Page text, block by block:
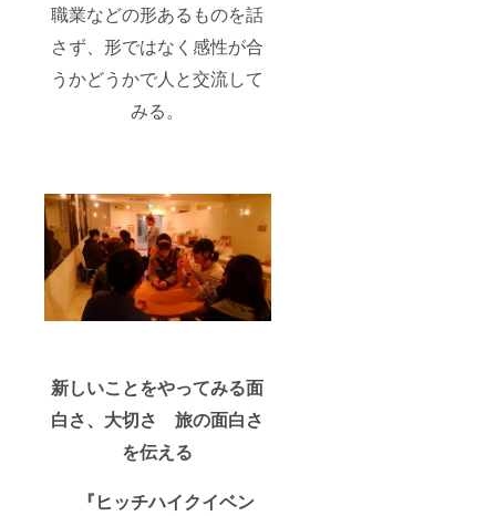
職業などの形あるものを話
さず、形ではなく感性が合
うかどうかで人と交流して
みる。
新しいことをやってみる面
白さ、大切さ 旅の面白さ
を伝える
『ヒッチハイクイベン